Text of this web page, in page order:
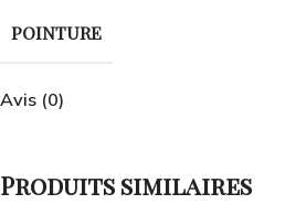
POINTURE
Avis (0)
Produits similaires